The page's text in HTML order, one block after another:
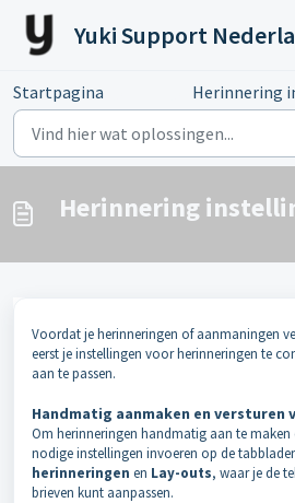
Doorgaan naar hoofdinhoud
Yuki Support
Startpagina Herinnering
Herinnering
Voordat je herinneringen of aanmaningen
eerst je instellingen voor herinneringen te
aan te passen.
Handmatig aanmaken en versturen
Om herinneringen handmatig aan te maken
nodige instellingen invoeren op de
herinneringen en Lay-outs, waar je de
brieven kunt aanpassen.